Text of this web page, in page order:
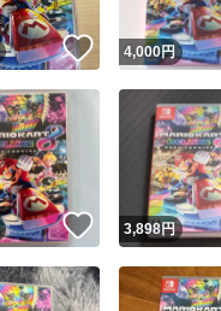
いいね！
4,000円
いいね！
3,898円